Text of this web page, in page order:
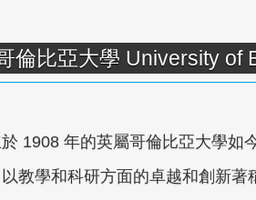
倫比亞大學 University of
1908 年的英屬哥倫比亞大學如
教學和科研方面的卓越和創新著